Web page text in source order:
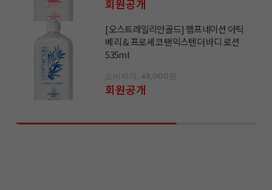
회원공개
[오스트레일리안골드] 헴프네이션 아틱
베리 & 프로세코 탠익스텐더 바디 로션
535ml
소비자가: 49,000원
회원공개